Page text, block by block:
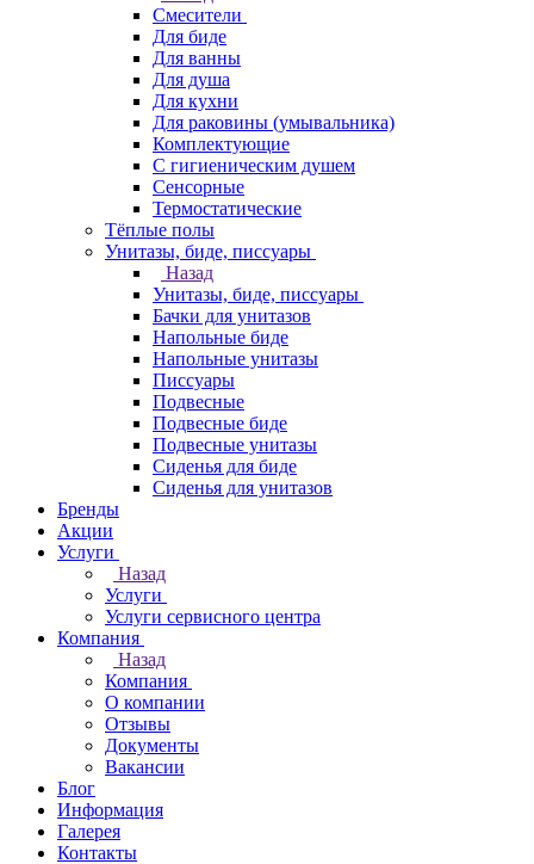
Смесители
Для биде
Для ванны
Для душа
Для кухни
Для раковины (умывальника)
Комплектующие
С гигиеническим душем
Сенсорные
Термостатические
Тёплые полы
Унитазы, биде, писсуары
Назад
Унитазы, биде, писсуары
Бачки для унитазов
Напольные биде
Напольные унитазы
Писсуары
Подвесные
Подвесные биде
Подвесные унитазы
Сиденья для биде
Сиденья для унитазов
Бренды
Акции
Услуги
Назад
Услуги
Услуги сервисного центра
Компания
Назад
Компания
О компании
Отзывы
Документы
Вакансии
Блог
Информация
Галерея
Контакты